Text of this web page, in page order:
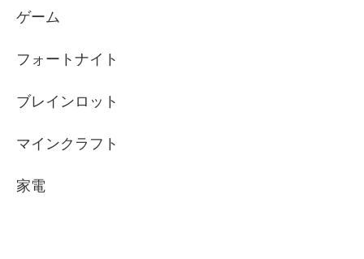
ゲーム
フォートナイト
ブレインロット
マインクラフト
家電